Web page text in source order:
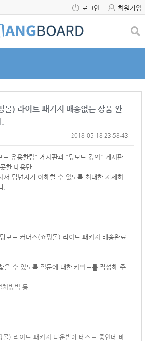
로그인 회원가입
몰) 라이트 패키지 배송없는 상품 완
2018-05-18 23:58:43
드 유용한팁" 게시판과 "망보드 강의" 게시판
한 내용만
서 답변자가 이해할 수 있도록 최대한 자세히
.
망보드 커머스(쇼핑몰) 라이트 패키지 배송완료
을 수 있도록 질문에 대한 키워드를 작성해 주
방법 등
몰) 라이트 패키지 다운받아 테스트 중인데 배